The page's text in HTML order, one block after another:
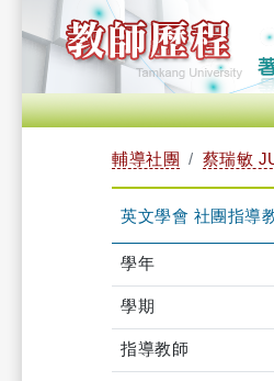
輔導社團 蔡瑞敏
英文學會 社團指導
學年
學期
指導教師